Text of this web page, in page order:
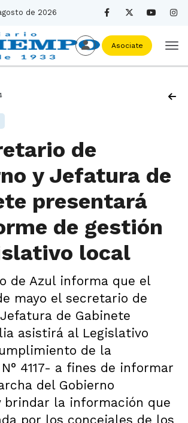
de 2026
Asociate
de
y Jefatura de
presentará
de gestión
local
de Azul informa que el
mayo el secretario de
de Gabinete
asistirá al Legislativo
de la
4117- a fines de informar
del Gobierno
brindar la información que
por los concejales de los